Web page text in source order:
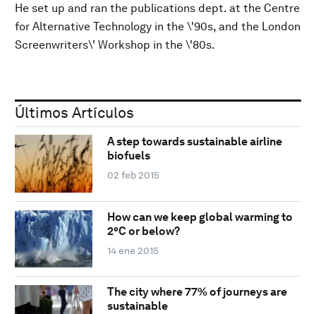
He set up and ran the publications dept. at the Centre
for Alternative Technology in the \'90s, and the London
Screenwriters\' Workshop in the \'80s.
Últimos Artículos
A step towards sustainable airline
biofuels
02 feb 2015
How can we keep global warming to
2°C or below?
14 ene 2015
The city where 77% of journeys are
sustainable